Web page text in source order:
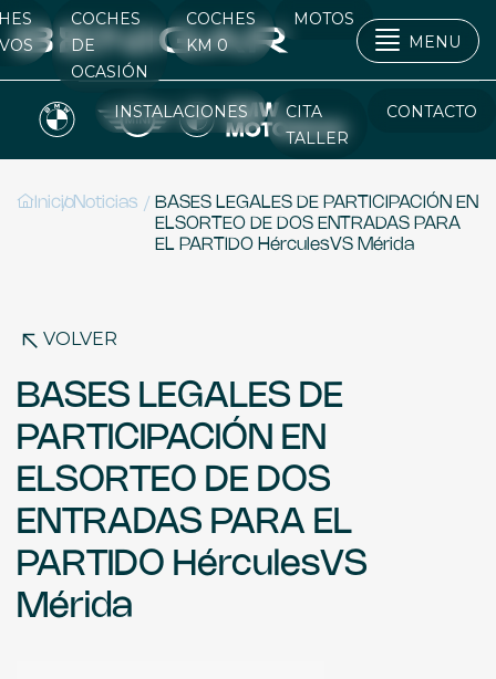
COCHES
DE
OCASIÓN
COCHES
KM 0
MOTOS
MENU
INSTALACIONES
CITA
TALLER
CONTACTO
Inicio
/ Noticias / BASES LEGALES DE PARTICIPACIÓN EN
ELSORTEO DE DOS ENTRADAS PARA
EL PARTIDO HérculesVS Mérida
VOLVER
BASES LEGALES DE
PARTICIPACIÓN EN
ELSORTEO DE DOS
ENTRADAS PARA EL
PARTIDO HérculesVS
Mérida